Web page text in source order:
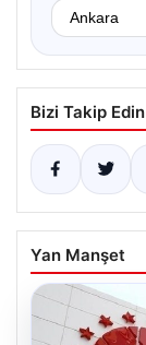
Bizi Takip Edin
Yan Manşet